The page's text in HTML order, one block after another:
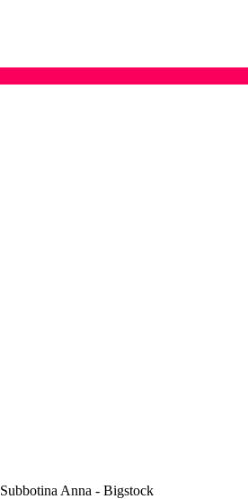
Subbotina Anna - Bigstock